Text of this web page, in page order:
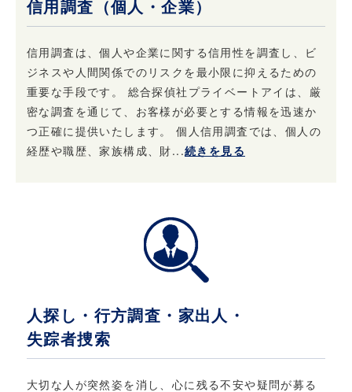
に応じて情報を開示することがあります。及び
当社の権利や財産を保護する目的で開示するこ
とがあります。
4. 個人情報はいつでも変更・訂正または削除で
きます
当社は、ご本人からお申し出があったときは、
す。 ただし、登録を削除すると提供できないサ
ービスが発生する場合があります。
善について
当社は、個人情報保護に関する法律・法令、そ
の他の規範を遵守するとともに、本ポリシーの
内容を適宜見直し、継続的な改善に努めます。
信用調査（個人・企業）
信用調査は、個人や企業に関する信用性を調査し、ビ
ジネスや人間関係でのリスクを最小限に抑えるための
重要な手段です。 総合探偵社プライベートアイは、厳
密な調査を通じて、お客様が必要とする情報を迅速か
つ正確に提供いたします。 個人信用調査では、個人の
経歴や職歴、家族構成、財...続きを見る
人探し・行方調査・家出人・
失踪者捜索
大切な人が突然姿を消し、心に残る不安や疑問が募る